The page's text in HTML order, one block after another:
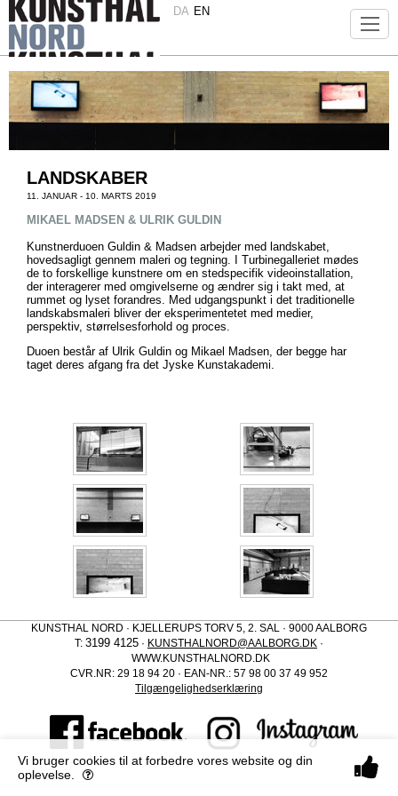
DA EN
LANDSKABER
11. JANUAR - 10. MARTS 2019
MIKAEL MADSEN & ULRIK GULDIN
Kunstnerduoen Guldin & Madsen arbejder med landskabet,
hovedsagligt gennem maleri og tegning. I Turbinegalleriet mødes
de to forskellige kunstnere om en stedspecifik videoinstallation,
der interagerer med omgivelserne og ændrer sig i takt med, at
rummet og lyset forandres. Med udgangspunkt i det traditionelle
landskabsmaleri bliver der eksperimentetet med medier,
perspektiv, størrelsesforhold og proces.
Duoen består af Ulrik Guldin og Mikael Madsen, der begge har
taget deres afgang fra det Jyske Kunstakademi.
KUNSTHAL NORD · KJELLERUPS TORV 5, 2. SAL · 9000 AALBORG
T: 3199 4125 · KUNSTHALNORD@AALBORG.DK ·
WWW.KUNSTHALNORD.DK
CVR.NR: 29 18 94 20 · EAN-NR.: 57 98 00 37 49 952
Tilgængelighedserklæring
Vi bruger cookies til at forbedre vores website og din
oplevelse.